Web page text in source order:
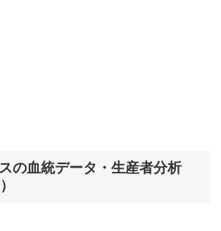
の血統データ・生産者分析